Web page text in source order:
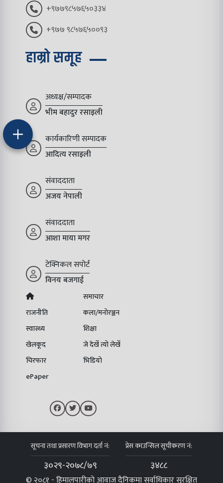
+९७७९८५७६५०३३४
+९७७ ९८५७६५००९३
हाम्रो समूह
अध्यक्ष/सम्पादक
भीम बहादुर रसाइली
कार्यकारिणी सम्पादक
आदित्य रसाइली
संवाददाता
अजय नेपाली
संवाददाता
आशा माया मगर
टेक्निकल सपोर्ट
विनय बजगाई
समाचार
राजनीति
कला/मनोरञ्जन
स्वास्थ्य
शिक्षा
खेलकूद
जे देखेँ त्यो लेखेँ
चिरफार
भिडियो
ePaper
सूचना तथा प्रसारण विभाग दर्ता नं:
३०२९-२०७८/७९
प्रेस काउन्सिल सूचीकरण नं:
३४८८
© २०८१ - हिमालपारीको आवाज दैनिकमा सर्वाधिकार सुरक्षित